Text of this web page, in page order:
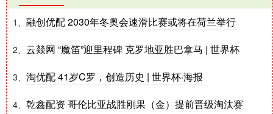
1、 融创优配 2030年冬奥会速滑比赛或将在荷兰举行
2、 云燚网 “魔笛”迎里程碑 克罗地亚胜巴拿马 | 世界杯
3、 淘优配 41岁C罗，创造历史 | 世界杯·海报
4、 乾鑫配资 哥伦比亚战胜刚果（金）提前晋级淘汰赛